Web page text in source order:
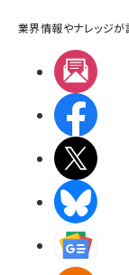
業界情報やナレッジが